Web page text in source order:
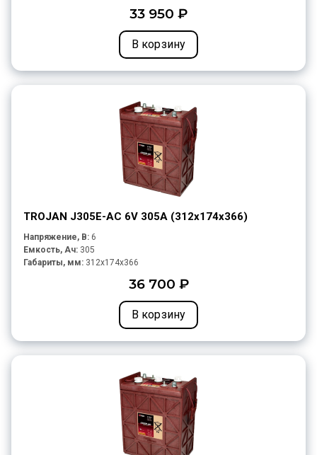
33 950 ₽
В корзину
TROJAN J305E-AC 6V 305A (312х174х366)
Напряжение, В: 6
Емкость, Ач: 305
Габариты, мм: 312x174x366
36 700 ₽
В корзину